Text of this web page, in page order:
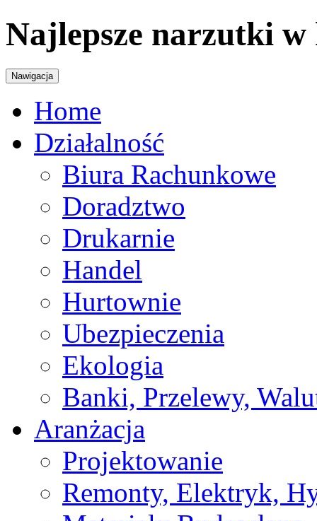
Najlepsze narzutki
Nawigacja
Home
Działalność
Biura Rachunkowe
Doradztwo
Drukarnie
Handel
Hurtownie
Ubezpieczenia
Ekologia
Banki, Przelewy,
Aranżacja
Projektowanie
Remonty, Elektryk,